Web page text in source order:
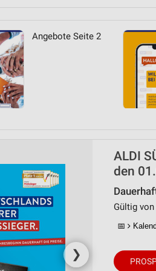
Angebote Seite 2
❯
ALDI
den
Gültig
📅